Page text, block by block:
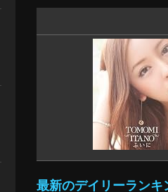
最新のデイリーランキ